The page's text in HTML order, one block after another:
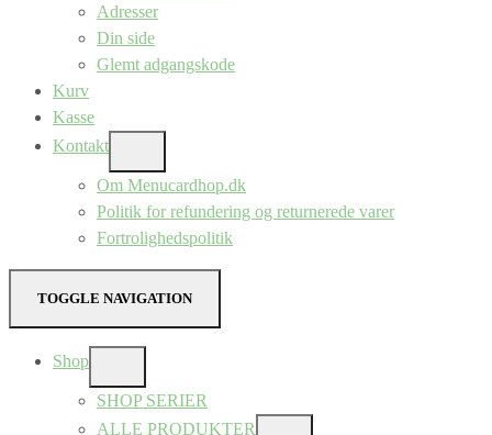
Adresser
Din side
Glemt adgangskode
Kurv
Kasse
Kontakt
SUB
MENU
Om Menucardhop.dk
Politik for refundering og returnerede varer
Fortrolighedspolitik
TOGGLE NAVIGATION
Shop
SUB
MENU
SHOP SERIER
ALLE PRODUKTER